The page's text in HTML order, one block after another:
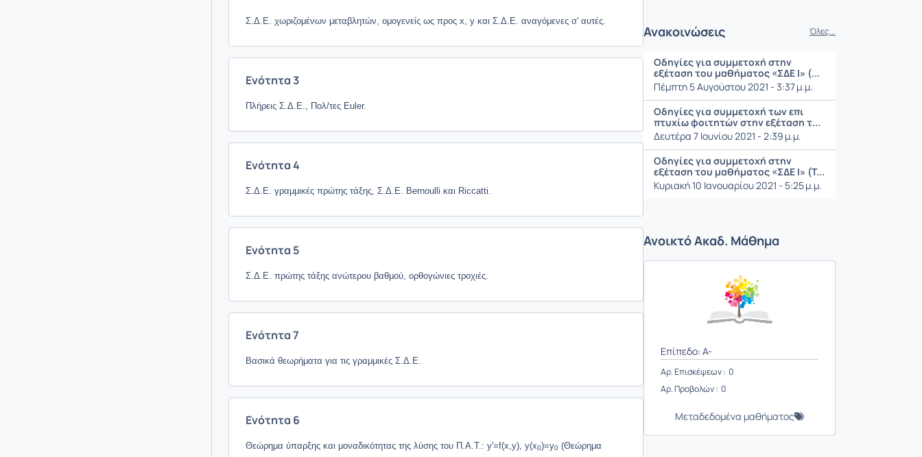
Σ.Δ.Ε. χωριζομένων μεταβλητών, ομογενείς ως προς x, y και Σ.Δ.Ε. αναγόμενες σ' αυτές.
Ενότητα 3
Πλήρεις Σ.Δ.Ε., Πολ/τες Euler.
Ενότητα 4
Σ.Δ.Ε. γραμμικές πρώτης τάξης, Σ.Δ.Ε. Bernoulli και Riccatti.
Ενότητα 5
Σ.Δ.Ε. πρώτης τάξης ανώτερου βαθμού, ορθογώνιες τροχιές.
Ενότητα 7
Βασικά θεωρήματα για τις γραμμικές Σ.Δ.Ε.
Ενότητα 6
Θεώρημα ύπαρξης και μοναδικότητας της λύσης του Π.Α.Τ.: y'=f(x,y), y(x0)=y0 (Θεώρημα
Ανακοινώσεις Όλες...
Οδηγίες για συμμετοχή στην
εξέταση του μαθήματος «ΣΔΕ Ι» (...
Πέμπτη 5 Αυγούστου 2021 - 3:37 μ.μ.
Οδηγίες για συμμετοχή των επι
πτυχίω φοιτητών στην εξέταση τ...
Δευτέρα 7 Ιουνίου 2021 - 2:39 μ.μ.
Οδηγίες για συμμετοχή στην
εξέταση του μαθήματος «ΣΔΕ Ι» (Τ...
Κυριακή 10 Ιανουαρίου 2021 - 5:25 μ.μ.
Ανοικτό Ακαδ. Μάθημα
Επίπεδο: A-
Αρ. Επισκέψεων : 0
Αρ. Προβολών : 0
Μεταδεδομένα μαθήματος